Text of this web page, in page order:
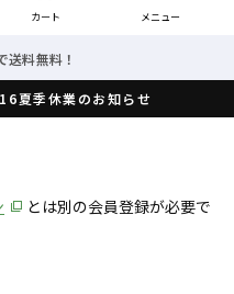
カート メニュー
！
夏季休業のお知らせ
とは別の会員登録が必要で